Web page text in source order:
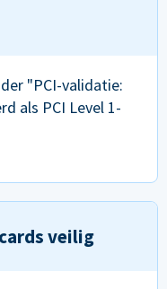
"PCI-validatie:
als PCI Level 1-
veilig